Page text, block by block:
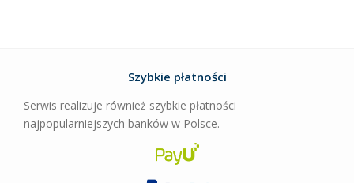
Szybkie płatności
Serwis realizuje również szybkie płatności
najpopularniejszych banków w Polsce.